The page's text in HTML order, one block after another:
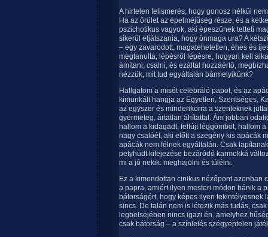
A hirtelen felismerés, hogy gonosz nélkül
Ha az őrület az épelméjűség része, és a
pszichotikus vagyok, aki épeszűnek tetteti
sikerül eljátszania, hogy önmaga ura? A
– egy zavarodott, magatehetetlen, éhes és
megtanulta, lépésről lépésre, hogyan kell
ámítani, csalni, és ezáltal hozzáértő,
nézzük, mit tud egyáltalán bármelyikünk?
Hallgatom a misét celebráló papot, és az
kimunkált hangja az Egyetlen, Szentséges,
az egyszer és mindenkorra a szenteknek
gyermeteg, ártatlan áhítattal. Ám jobban
hallom a kidagadt, felfújt léggömböt, hallom
nagy csalóét, aki előtt a szegény kis apácák
apácák nem félnek egyáltalán. Csak
petyhüdt kifejezése bezáródó karmokká
mi a jó nekik: meghajolni és túlélni.
Ez a kimondottan cinikus nézőpont azonban
a papra, amiért ilyen mesteri módon bánik a
bátorságért, hogy képes ilyen
sincs. De talán nem is létezik más tudás,
legbelsejében nincs igazi én, amelyhez
csak bátorság – a színlelés szégyentelen